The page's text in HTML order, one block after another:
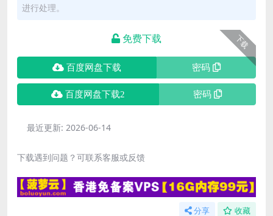
进行处理。
下载
免费下载
百度网盘下载 密码
百度网盘下载2 密码
最近更新: 2026-06-14
下载遇到问题？可联系客服或反馈
分享 收藏